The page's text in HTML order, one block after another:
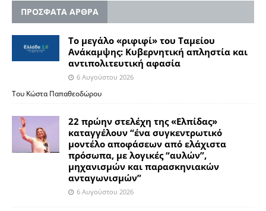
ΠΡΟΣΦΑΤΑ ΑΡΘΡΑ
Το μεγάλο «ριφιφί» του Ταμείου
Ανάκαμψης: Κυβερνητική απληστία και
αντιπολιτευτική αφασία
6 Αυγούστου 2026
Του Κώστα Παπαθεοδώρου
22 πρώην στελέχη της «Ελπίδας»
καταγγέλουν “ένα συγκεντρωτικό
μοντέλο αποφάσεων από ελάχιστα
πρόσωπα, με λογικές “αυλών”,
μηχανισμών και παρασκηνιακών
ανταγωνισμών”
6 Αυγούστου 2026